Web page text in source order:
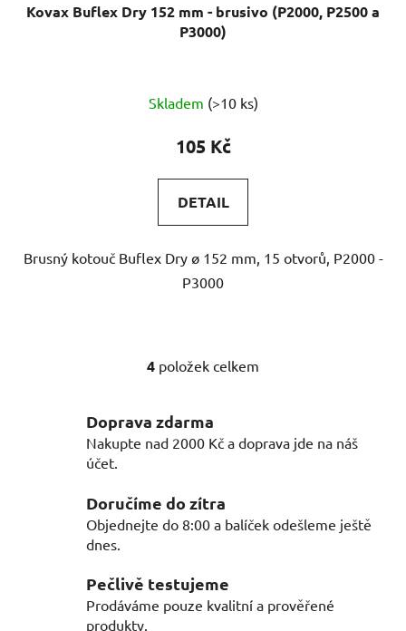
Kovax Buflex Dry 152 mm - brusivo (P2000, P2500 a
P3000)
Skladem (>10 ks)
105 Kč
DETAIL
Brusný kotouč Buflex Dry ø 152 mm, 15 otvorů, P2000 -
P3000
O
l
á
d
c
í
p
k
y
4 položek celkem
Doprava zdarma
Nakupte nad 2000 Kč a doprava jde na náš
účet.
Doručíme do zítra
Objednejte do 8:00 a balíček odešleme ještě
dnes.
Pečlivě testujeme
Prodáváme pouze kvalitní a prověřené
produkty.